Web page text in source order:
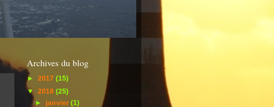
Archives du blog
► 2017 (15)
▼ 2018 (25)
► janvier(1)